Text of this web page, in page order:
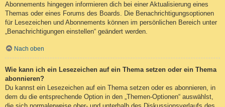
Abonnements hingegen informieren dich bei einer Aktualisierung eines
Themas oder eines Forums des Boards. Die Benachrichtigungsoptionen
für Lesezeichen und Abonnements können im persönlichen Bereich unter
„Benachrichtigungen einstellen“ geändert werden.
Nach oben
Wie kann ich ein Lesezeichen auf ein Thema setzen oder ein Thema
abonnieren?
Du kannst ein Lesezeichen auf ein Thema setzen oder es abonnieren, in
dem du die entsprechende Option in den „Themen-Optionen“ auswählst,